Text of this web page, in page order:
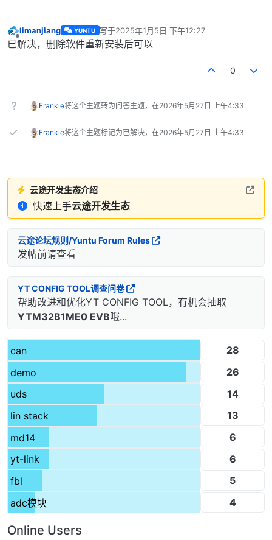
离线
limanjiang YUNTU 写于2025年1月5日 下午12:27
最后由 编辑
已解决，删除软件重新安装后可以
0
Frankie将这个主题转为问答主题，在2026年5月27日 上午4:33
Frankie将这个主题标记为已解决，在2026年5月27日 上午4:33
云途开发生态介绍
快速上手云途开发生态
云途论坛规则/Yuntu Forum Rules
发帖前请查看
YT CONFIG TOOL调查问卷
帮助改进和优化YT CONFIG TOOL，有机会抽取
YTM32B1ME0 EVB哦...
can
28
demo
26
uds
14
lin stack
13
md14
6
yt-link
6
fbl
5
adc模块
4
Online Users